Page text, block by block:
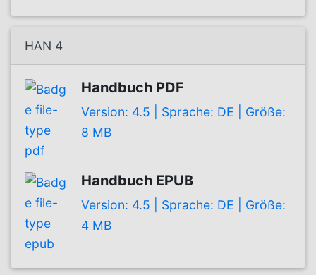
HAN 4
Handbuch PDF
Version: 4.5 | Sprache: DE | Größe:
8 MB
Handbuch EPUB
Version: 4.5 | Sprache: DE | Größe:
4 MB